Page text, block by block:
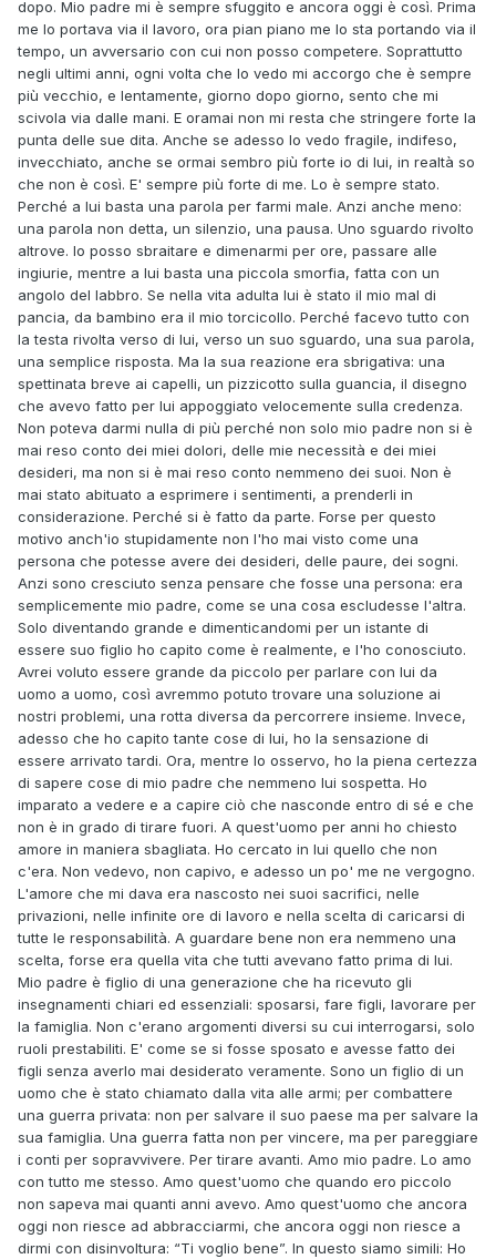
dopo. Mio padre mi è sempre sfuggito e ancora oggi è così. Prima
me lo portava via il lavoro, ora pian piano me lo sta portando via il
tempo, un avversario con cui non posso competere. Soprattutto
negli ultimi anni, ogni volta che lo vedo mi accorgo che è sempre
più vecchio, e lentamente, giorno dopo giorno, sento che mi
scivola via dalle mani. E oramai non mi resta che stringere forte la
punta delle sue dita. Anche se adesso lo vedo fragile, indifeso,
invecchiato, anche se ormai sembro più forte io di lui, in realtà so
che non è così. E' sempre più forte di me. Lo è sempre stato.
Perché a lui basta una parola per farmi male. Anzi anche meno:
una parola non detta, un silenzio, una pausa. Uno sguardo rivolto
altrove. Io posso sbraitare e dimenarmi per ore, passare alle
ingiurie, mentre a lui basta una piccola smorfia, fatta con un
angolo del labbro. Se nella vita adulta lui è stato il mio mal di
pancia, da bambino era il mio torcicollo. Perché facevo tutto con
la testa rivolta verso di lui, verso un suo sguardo, una sua parola,
una semplice risposta. Ma la sua reazione era sbrigativa: una
spettinata breve ai capelli, un pizzicotto sulla guancia, il disegno
che avevo fatto per lui appoggiato velocemente sulla credenza.
Non poteva darmi nulla di più perché non solo mio padre non si è
mai reso conto dei miei dolori, delle mie necessità e dei miei
desideri, ma non si è mai reso conto nemmeno dei suoi. Non è
mai stato abituato a esprimere i sentimenti, a prenderli in
considerazione. Perché si è fatto da parte. Forse per questo
motivo anch'io stupidamente non l'ho mai visto come una
persona che potesse avere dei desideri, delle paure, dei sogni.
Anzi sono cresciuto senza pensare che fosse una persona: era
semplicemente mio padre, come se una cosa escludesse l'altra.
Solo diventando grande e dimenticandomi per un istante di
essere suo figlio ho capito come è realmente, e l'ho conosciuto.
Avrei voluto essere grande da piccolo per parlare con lui da
uomo a uomo, così avremmo potuto trovare una soluzione ai
nostri problemi, una rotta diversa da percorrere insieme. Invece,
adesso che ho capito tante cose di lui, ho la sensazione di
essere arrivato tardi. Ora, mentre lo osservo, ho la piena certezza
di sapere cose di mio padre che nemmeno lui sospetta. Ho
imparato a vedere e a capire ciò che nasconde entro di sé e che
non è in grado di tirare fuori. A quest'uomo per anni ho chiesto
amore in maniera sbagliata. Ho cercato in lui quello che non
c'era. Non vedevo, non capivo, e adesso un po' me ne vergogno.
L'amore che mi dava era nascosto nei suoi sacrifici, nelle
privazioni, nelle infinite ore di lavoro e nella scelta di caricarsi di
tutte le responsabilità. A guardare bene non era nemmeno una
scelta, forse era quella vita che tutti avevano fatto prima di lui.
Mio padre è figlio di una generazione che ha ricevuto gli
insegnamenti chiari ed essenziali: sposarsi, fare figli, lavorare per
la famiglia. Non c'erano argomenti diversi su cui interrogarsi, solo
ruoli prestabiliti. E' come se si fosse sposato e avesse fatto dei
figli senza averlo mai desiderato veramente. Sono un figlio di un
uomo che è stato chiamato dalla vita alle armi; per combattere
una guerra privata: non per salvare il suo paese ma per salvare la
sua famiglia. Una guerra fatta non per vincere, ma per pareggiare
i conti per sopravvivere. Per tirare avanti. Amo mio padre. Lo amo
con tutto me stesso. Amo quest'uomo che quando ero piccolo
non sapeva mai quanti anni avevo. Amo quest'uomo che ancora
oggi non riesce ad abbracciarmi, che ancora oggi non riesce a
dirmi con disinvoltura: “Ti voglio bene”. In questo siamo simili: Ho